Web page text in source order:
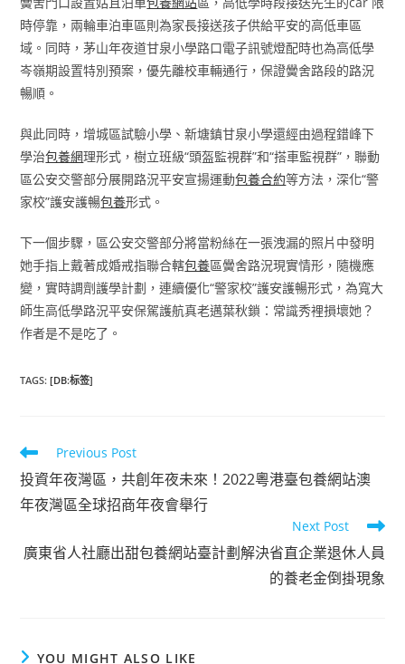
時停靠，兩輪車泊車區則為家長接送孩子供給平安的高低車區
域。同時，茅山年夜道甘泉小學路口電子訊號燈配時也為高低學
岑嶺期設置特別預案，優先離校車輛通行，保證黌舍路段的路況
暢順。
與此同時，增城區試驗小學、新塘鎮甘泉小學還經由過程錯峰下
學治包養網理形式，樹立班級“頭盔監視群”和“搭車監視群”，聯動
區公安交警部分展開路況平安宣揚運動包養合約等方法，深化“警
家校”護安護暢包養形式。
下一個步驟，區公安交警部分將當粉絲在一張洩漏的照片中發明
她手指上戴著成婚戒指聯合轄包養區黌舍路況現實情形，隨機應
變，實時調劑護學計劃，連續優化“警家校”護安護暢形式，為寬大
師生高低學路況平安保駕護航真老邁葉秋鎖：常識秀裡損壞她？
作者是不是吃了。
TAGS:[DB:标签]
Read
more
articles
Previous Post
投資年夜灣區，共創年夜未來！2022粵港臺包養網站澳
年夜灣區全球招商年夜會舉行
Next Post
廣東省人社廳出甜包養網站臺計劃解決省直企業退休人員
的養老金倒掛現象
YOU MIGHT ALSO LIKE